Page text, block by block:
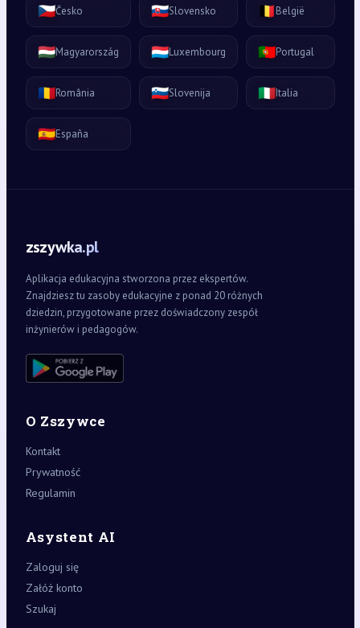
🇨🇿Česko 🇸🇰Slovensko 🇧🇪België
🇭🇺Magyarország 🇱🇺Luxembourg 🇵🇹Portugal
🇷🇴România 🇸🇮Slovenija 🇮🇹Italia
🇪🇸España
zszywka.pl
Aplikacja edukacyjna stworzona przez ekspertów.
Znajdziesz tu zasoby edukacyjne z ponad 20 różnych
dziedzin, przygotowane przez doświadczony zespół
inżynierów i pedagogów.
O Zszywce
Kontakt
Prywatność
Regulamin
Asystent AI
Zaloguj się
Załóż konto
Szukaj